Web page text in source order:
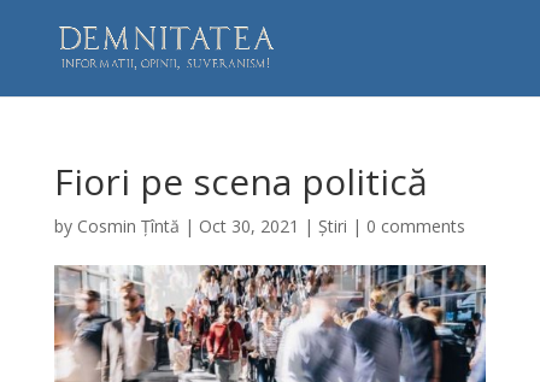
Fiori pe scena politică
by Cosmin Țîntă | Oct 30, 2021 | Știri | 0 comments